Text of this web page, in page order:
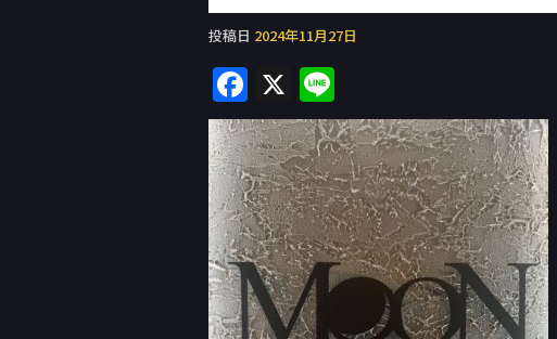
投稿日 2024年11月27日
F
a
c
e
b
o
o
k
X
n
e